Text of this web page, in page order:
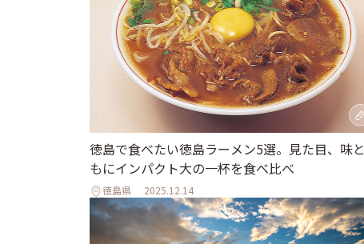
徳島で食べたい徳島ラーメン5選。見た目、味と
もにインパクト大の一杯を食べ比べ
徳島県 2025.12.14